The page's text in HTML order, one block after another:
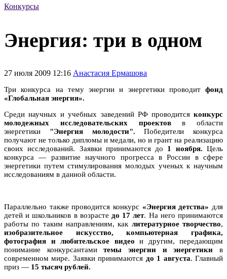
Конкурсы
Энергия: три в одном
27 июля 2009 12:16 Анастасия Ермашова
Три конкурса на тему энергии и энергетики проводитфонд
«Глобальная энергия».
Среди научных и учебных заведений РФ проводитсяконкурс
молодежных исследовательских проектовв области
энергетики "Энергия молодости".Победители конкурса
получают не только дипломы и медали, но и грант на реализацию
своих исследований. Заявки принимаются до 1 ноября.Цель
конкурса — развитие научного прогресса в России в сфере
энергетики путем стимулирования молодых ученых к научным
исследованиям в данной области.
Параллельно также проводится конкурс «Энергия детства» для
детей и школьников в возрасте до 17 лет. На него принимаются
работы по таким направлениям, как литературное творчество,
изобразительное искусство, компьютерная графика,
фотография и любительское видео и другим, передающим
понимание конкурсантамитемы энергии и энергетики в
современном мире. Заявки принимаются до 1 августа. Главный
приз — 15 тысяч рублей.